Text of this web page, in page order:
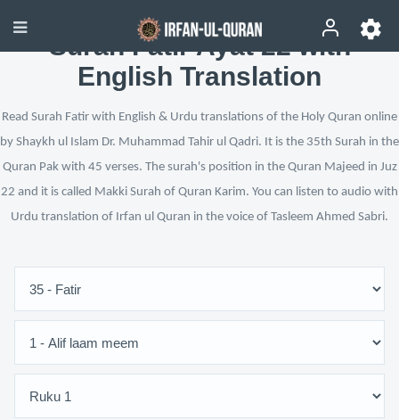
Surah Fatir Ayat 22 with
English Translation
Read Surah Fatir with English & Urdu translations of the Holy Quran online
by Shaykh ul Islam Dr. Muhammad Tahir ul Qadri. It is the 35th Surah in the
Quran Pak with 45 verses. The surah's position in the Quran Majeed in Juz
22 and it is called Makki Surah of Quran Karim. You can listen to audio with
Urdu translation of Irfan ul Quran in the voice of Tasleem Ahmed Sabri.